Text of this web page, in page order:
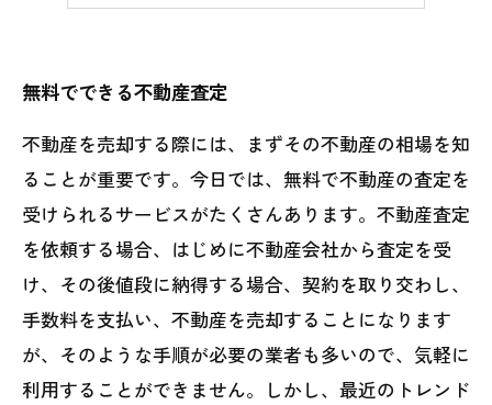
無料でできる不動産査定
不動産を売却する際には、まずその不動産の相場を知
ることが重要です。今日では、無料で不動産の査定を
受けられるサービスがたくさんあります。不動産査定
を依頼する場合、はじめに不動産会社から査定を受
け、その後値段に納得する場合、契約を取り交わし、
手数料を支払い、不動産を売却することになります
が、そのような手順が必要の業者も多いので、気軽に
利用することができません。しかし、最近のトレンド